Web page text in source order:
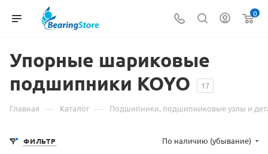
0
Упорные шариковые
подшипники KOYO
17
Главная — Каталог — Подшипники, подшипниковые узлы и
ФИЛЬТР По наличию (убывание)